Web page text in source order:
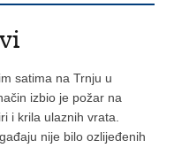
satima na Trnju u
izbio je požar na
i krila ulaznih vrata.
nije bilo ozlijeđenih